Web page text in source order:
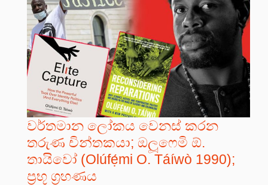
වර්තමාන ලෝකය වෙනස් කරන
තරුණ චින්තකයා; ඔලූෆෙමි ඕ.
තායිවෝ (Olúfẹ́mi O. Táíwò 1990);
ප්‍රභූ ග්‍රහණය